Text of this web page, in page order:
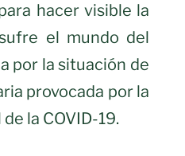
hacer visible la
el mundo del
por la situación de
provocada por la
la COVID-19.